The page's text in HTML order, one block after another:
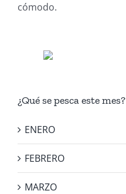
cómodo.
¿Qué se pesca este mes?
ENERO
FEBRERO
MARZO